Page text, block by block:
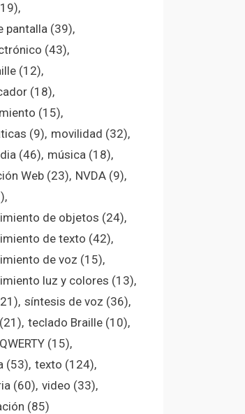
pantalla(39)
(43)
(12)
(18)
(15)
(9) movilidad (32)
(46) música(18)
Web(23) NVDA(9)
de objetos (24)
de texto (42)
de voz (15)
luz y colores (13)
síntesis de voz (36)
(21) teclado Braille(10)
(15)
(53) texto (124)
(60) video (33)
(85)